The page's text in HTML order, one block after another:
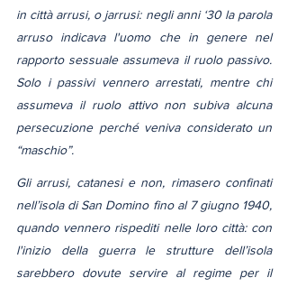
in città arrusi, o jarrusi: negli anni ‘30 la parola
arruso indicava l'uomo che in genere nel
rapporto sessuale assumeva il ruolo passivo.
Solo i passivi vennero arrestati, mentre chi
assumeva il ruolo attivo non subiva alcuna
persecuzione perché veniva considerato un
“maschio”.
Gli arrusi, catanesi e non, rimasero confinati
nell’isola di San Domino fino al 7 giugno 1940,
quando vennero rispediti nelle loro città: con
l'inizio della guerra le strutture dell’isola
sarebbero dovute servire al regime per il